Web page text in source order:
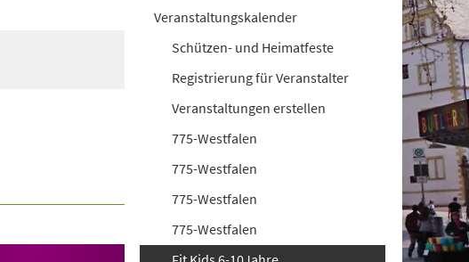
Veranstaltungskalender
Schützen- und Heimatfeste
Registrierung für Veranstalter
Veranstaltungen erstellen
775-Westfalen
775-Westfalen
775-Westfalen
775-Westfalen